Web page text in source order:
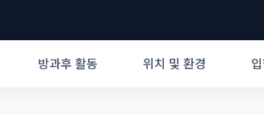
방과후 활동 위치 및 환경